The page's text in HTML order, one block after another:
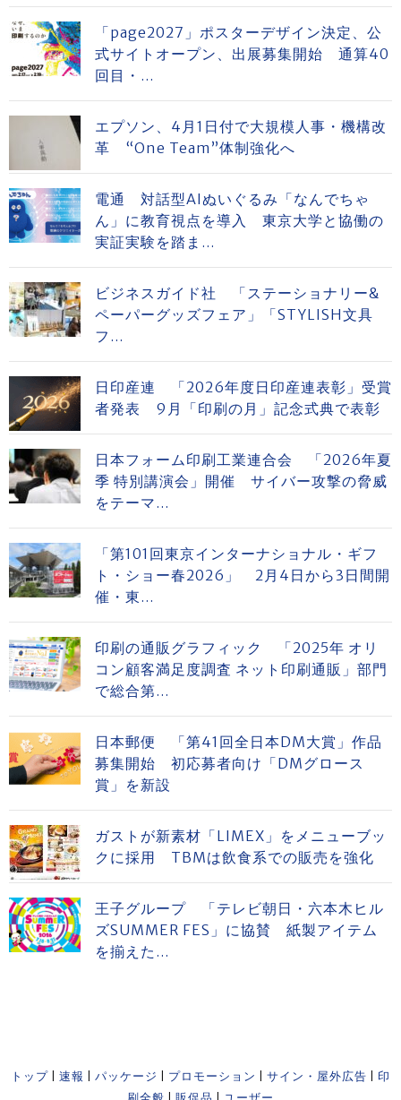
「page2027」ポスターデザイン決定、公
式サイトオープン、出展募集開始 通算40
回目・...
エプソン、4月1日付で大規模人事・機構改
革 “One Team”体制強化へ
電通 対話型AIぬいぐるみ「なんでちゃ
ん」に教育視点を導入 東京大学と協働の
実証実験を踏ま...
ビジネスガイド社 「ステーショナリー&
ペーパーグッズフェア」「STYLISH文具
フ...
日印産連 「2026年度日印産連表彰」受賞
者発表 9月「印刷の月」記念式典で表彰
日本フォーム印刷工業連合会 「2026年夏
季 特別講演会」開催 サイバー攻撃の脅威
をテーマ...
「第101回東京インターナショナル・ギフ
ト・ショー春2026」 2月4日から3日間開
催・東...
印刷の通販グラフィック 「2025年 オリ
コン顧客満足度調査 ネット印刷通販」部門
で総合第...
日本郵便 「第41回全日本DM大賞」作品
募集開始 初応募者向け「DMグロース
賞」を新設
ガストが新素材「LIMEX」をメニューブッ
クに採用 TBMは飲食系での販売を強化
王子グループ 「テレビ朝日・六本木ヒル
ズSUMMER FES」に協賛 紙製アイテム
を揃えた...
トップ 速報 パッケージ プロモーション サイン・屋外広告
印